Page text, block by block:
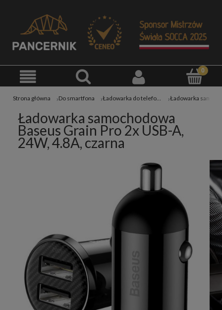
Strona główna Do smartfona Ładowarka do telefonu
Ładowarka samochodowa
Baseus Grain Pro 2x USB-A,
24W, 4.8A, czarna